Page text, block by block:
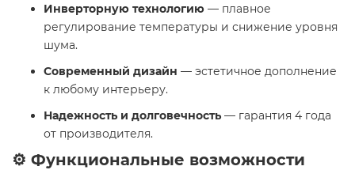
Инверторную технологию — плавное
регулирование температуры и снижение уровня
шума.
Современный дизайн — эстетичное дополнение
к любому интерьеру.
Надежность и долговечность — гарантия 4 года
от производителя.​
⚙️ Функциональные возможности